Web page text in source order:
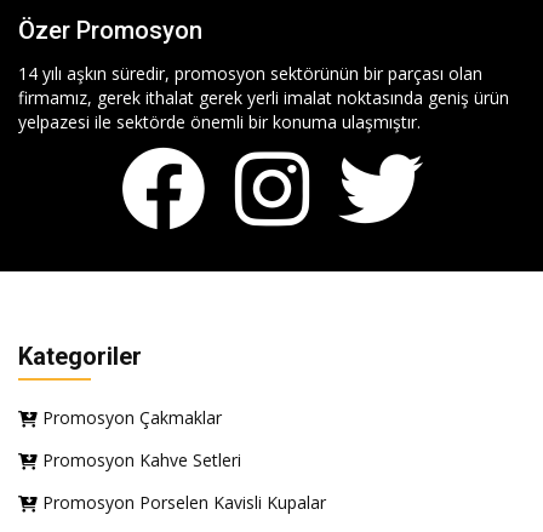
Özer Promosyon
14 yılı aşkın süredir, promosyon sektörünün bir parçası olan
firmamız, gerek ithalat gerek yerli imalat noktasında geniş ürün
yelpazesi ile sektörde önemli bir konuma ulaşmıştır.
Kategoriler
Promosyon Çakmaklar
Promosyon Kahve Setleri
Promosyon Porselen Kavisli Kupalar